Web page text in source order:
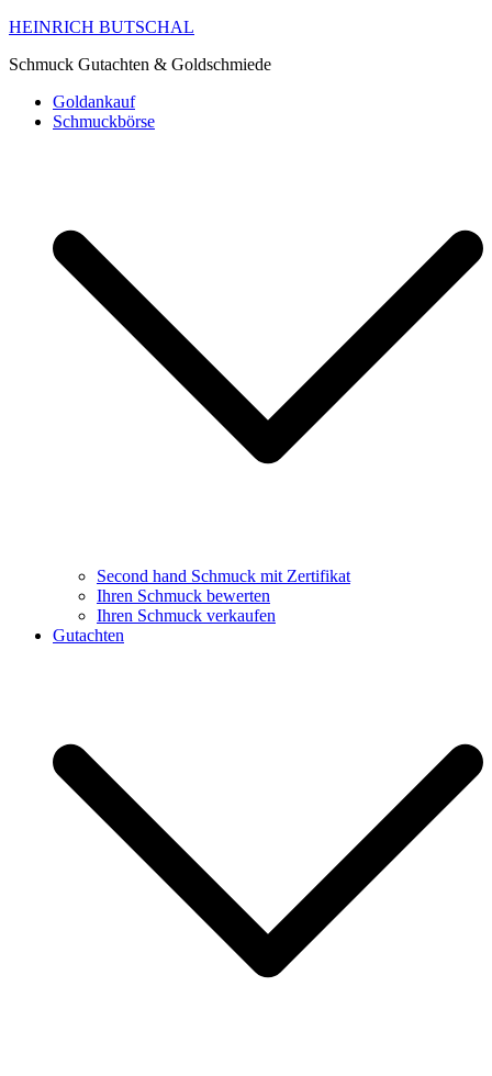
HEINRICH BUTSCHAL
Schmuck Gutachten & Goldschmiede
Goldankauf
Schmuckbörse
Second hand Schmuck mit Zertifikat
Ihren Schmuck bewerten
Ihren Schmuck verkaufen
Gutachten